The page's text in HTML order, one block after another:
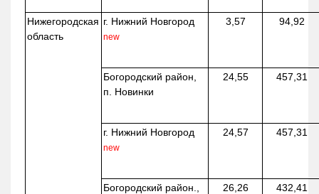
Нижегородская
область
г. Нижний Новгород
new
3,57 94,92
Богородский район,
п. Новинки
24,55 457,31
г. Нижний Новгород
new
24,57 457,31
Богородский район.,
26,26 432,41